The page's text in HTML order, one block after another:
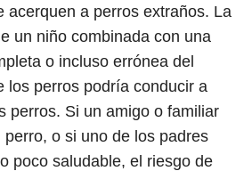
acerquen a perros extraños. La
un niño combinada con una
o incluso errónea del
los perros podría conducir a
perros. Si un amigo o familiar
o si uno de los padres
poco saludable, el riesgo de